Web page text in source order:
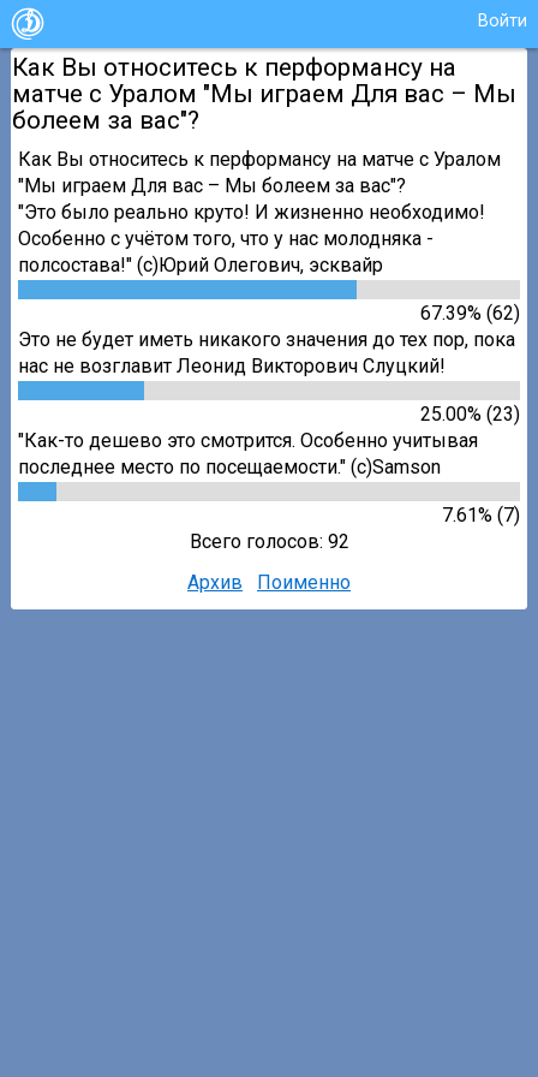
Войти
Как Вы относитесь к перформансу на
матче с Уралом "Мы играем Для вас – Мы
болеем за вас"?
Как Вы относитесь к перформансу на матче с Уралом
"Мы играем Для вас – Мы болеем за вас"?
"Это было реально круто! И жизненно необходимо!
Особенно с учётом того, что у нас молодняка -
полсостава!" (с)Юрий Олегович, эсквайр
67.39% (62)
Это не будет иметь никакого значения до тех пор, пока
нас не возглавит Леонид Викторович Слуцкий!
25.00% (23)
"Как-то дешево это смотрится. Особенно учитывая
последнее место по посещаемости." (с)Samson
7.61% (7)
Всего голосов: 92
Архив
Поименно